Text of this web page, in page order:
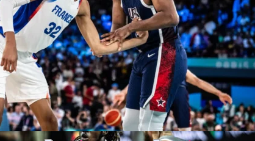
I Kvindebasketligaen
Stortalent Imponerede Stort I Debut I Youth
Farvel Til EuroLeague – Skifter Til Basketball
Jensen Fik Spilletid I Testkamp Mod Portland